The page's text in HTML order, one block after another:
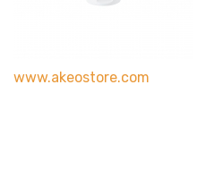
www.akeostore.com